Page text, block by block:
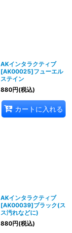
AKインタラクティブ
[AK00025]フューエル
ステイン
880円(税込)
カートに入れる
AKインタラクティブ
[AK00039]ブラック(ス
ス汚れなどに)
880円(税込)